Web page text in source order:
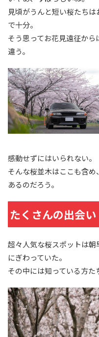
見頃がうんと短い桜たち
で十分。
そう思ってお花見遠征から
違う。
感動せずにはいられない。
そんな桜並木はここも含
あるのだろう。
たくさんの出会い
超々人気な桜スポットは
にぎわっていた。
その中には知っている方